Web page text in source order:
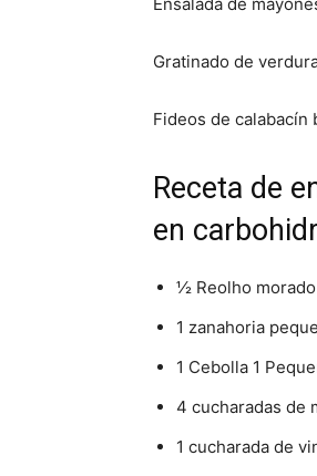
Gratinado de
Fideos de calabacín
Receta de
en
½ Reolho morado
1 zanahoria
1 Cebolla 1
4 cucharadas de
1 cucharada de